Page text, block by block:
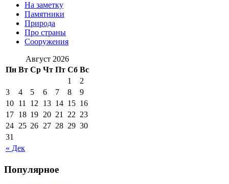
На заметку
Памятники
Природа
Про страны
Сооружения
Август 2026
Пн Вт Ср Чт Пт Сб Вс
« Дек
1
2
3
4 5 6 7 8
9
10 11 12 13 14 15 16
17 18 19 20 21 22 23
24 25 26 27 28 29 30
31
Популярное